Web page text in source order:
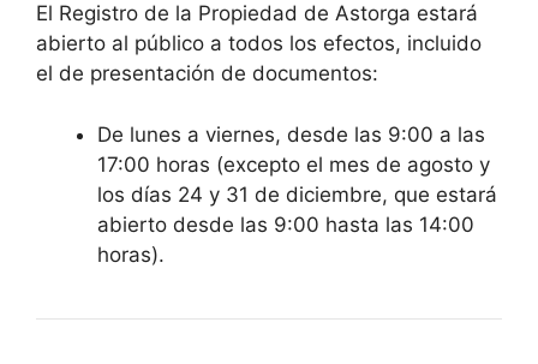
El Registro de la Propiedad de Astorga estará
abierto al público a todos los efectos, incluido
el de presentación de documentos:
De lunes a viernes, desde las 9:00 a las
17:00 horas (excepto el mes de agosto y
los días 24 y 31 de diciembre, que estará
abierto desde las 9:00 hasta las 14:00
horas).